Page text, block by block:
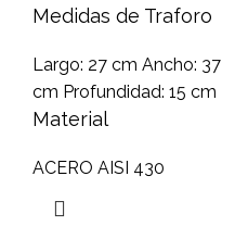
Medidas de Traforo
Largo: 27 cm Ancho: 37
cm Profundidad: 15 cm
Material
ACERO AISI 430